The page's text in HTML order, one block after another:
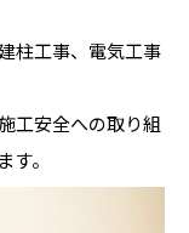
柱工事、電気工事
工安全への取り組
。